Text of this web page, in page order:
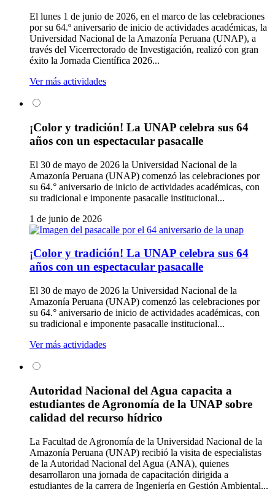
El lunes 1 de junio de 2026, en el marco de las celebraciones
por su 64.º aniversario de inicio de actividades académicas, la
Universidad Nacional de la Amazonía Peruana (UNAP), a
través del Vicerrectorado de Investigación, realizó con gran
éxito la Jornada Científica 2026...
Ver más actividades
¡Color y tradición! La UNAP celebra sus 64
años con un espectacular pasacalle
El 30 de mayo de 2026 la Universidad Nacional de la
Amazonía Peruana (UNAP) comenzó las celebraciones por
su 64.° aniversario de inicio de actividades académicas, con
su tradicional e imponente pasacalle institucional...
1 de junio de 2026
¡Color y tradición! La UNAP celebra sus 64
años con un espectacular pasacalle
El 30 de mayo de 2026 la Universidad Nacional de la
Amazonía Peruana (UNAP) comenzó las celebraciones por
su 64.° aniversario de inicio de actividades académicas, con
su tradicional e imponente pasacalle institucional...
Ver más actividades
Autoridad Nacional del Agua capacita a
estudiantes de Agronomía de la UNAP sobre
calidad del recurso hídrico
La Facultad de Agronomía de la Universidad Nacional de la
Amazonía Peruana (UNAP) recibió la visita de especialistas
de la Autoridad Nacional del Agua (ANA), quienes
desarrollaron una jornada de capacitación dirigida a
estudiantes de la carrera de Ingeniería en Gestión Ambiental...